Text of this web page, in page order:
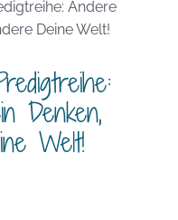
Denken,
Welt!